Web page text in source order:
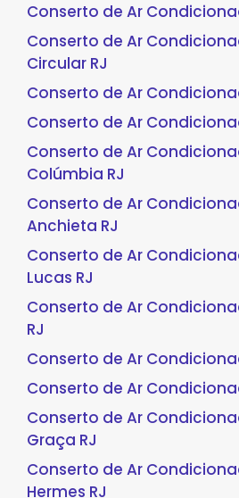
Conserto de Ar
Conserto de Ar
Circular RJ
Conserto de Ar
Conserto de Ar
Conserto de Ar
Colúmbia RJ
Conserto de Ar
Anchieta RJ
Conserto de Ar
Lucas RJ
Conserto de Ar
RJ
Conserto de Ar
Conserto de Ar
Conserto de Ar
Graça RJ
Conserto de Ar
Hermes RJ